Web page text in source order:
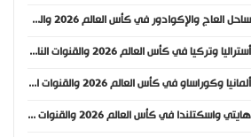
موعد مباراة ساحل العاج والإكوادور في كأس العالم 2026 والقنوات الناقلة
موعد مباراة أستراليا وتركيا في كأس العالم 2026 والقنوات الناقلة
موعد مباراة ألمانيا وكوراساو في كأس العالم 2026 والقنوات الناقلة
موعد مباراة هايتي واسكتلندا في كأس العالم 2026 والقنوات الناقلة